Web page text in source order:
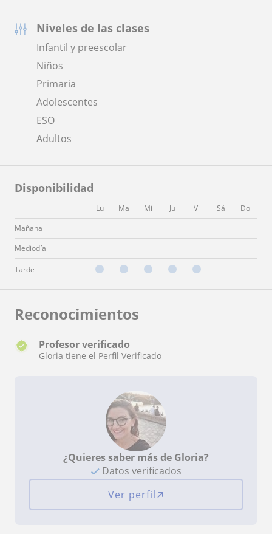
Niveles de las clases
Infantil y preescolar
Niños
Primaria
Adolescentes
ESO
Adultos
Disponibilidad
Lu Ma Mi Ju Vi Sá
Do
Mañana
Mediodía
Tarde
Reconocimientos
Profesor verificado
Gloria tiene el Perfil Verificado
¿Quieres saber más de Gloria?
Datos verificados
Ver perfil